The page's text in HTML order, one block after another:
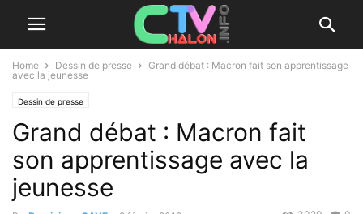
Home Dessin de presse
Grand débat : Macron fait son apprentissage
avec la jeunesse
Dessin de presse
Grand débat : Macron fait
son apprentissage avec la
jeunesse